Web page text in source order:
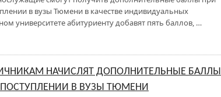
в вузы Тюмени в качестве индивидуальных
университете абитуриенту добавят пять баллов, …
НАЧИСЛЯТ ДОПОЛНИТЕЛЬНЫЕ БАЛЛЫ
В ВУЗЫ ТЮМЕНИ